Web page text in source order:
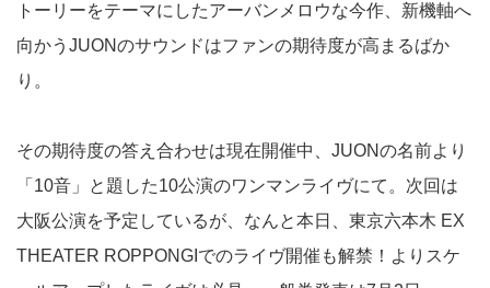
トーリーをテーマにしたアーバンメロウな今作、新機軸へ
向かうJUONのサウンドはファンの期待度が高まるばか
り。
その期待度の答え合わせは現在開催中、JUONの名前より
「10音」と題した10公演のワンマンライヴにて。次回は
大阪公演を予定しているが、なんと本日、東京六本木 EX
THEATER ROPPONGIでのライヴ開催も解禁！よりスケ